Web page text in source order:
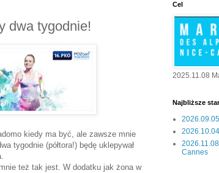
dwa tygodnie!
kiedy ma być, ale zawsze mnie
tygodnie (półtora!) będę uklepywał
też tak jest. W dodatku jak żona w
Cel
2025.11.08
Najbliższe
Cannes